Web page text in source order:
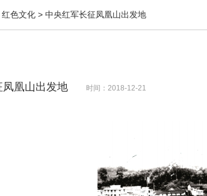
红色文化 > 中央红军长征凤凰山出发地
凰山出发地 时间：2018-12-21